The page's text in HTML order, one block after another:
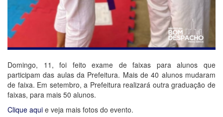
Domingo, 11, foi feito exame de faixas para alunos que
participam das aulas da Prefeitura. Mais de 40 alunos mudaram
de faixa. Em setembro, a Prefeitura realizará outra graduação de
faixas, para mais 50 alunos.
Clique aqui e veja mais fotos do evento.